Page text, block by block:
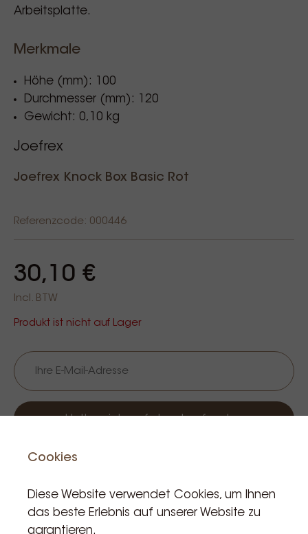
Arbeitsplatte.
Merkmale
Höhe (mm): 100
Durchmesser (mm): 120
Gewicht: 0,10 kg
Joefrex
Joefrex Knock Box Basic Rot
Referenzcode: 000446
30,10 €
Incl. BTW
Produkt ist nicht auf Lager
Halte mich auf dem Laufenden
Cookies
Diese Website verwendet Cookies, um Ihnen
das beste Erlebnis auf unserer Website zu
garantieren.